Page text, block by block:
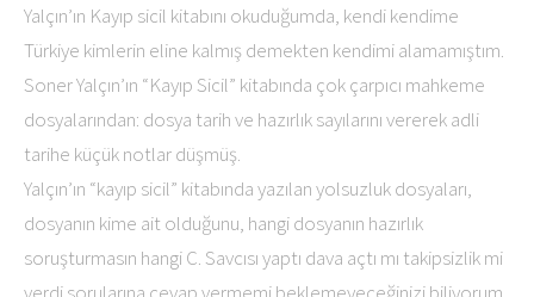
Yalçın’ın Kayıp sicil kitabını okuduğumda, kendi kendime
Türkiye kimlerin eline kalmış demekten kendimi alamamıştım.
Soner Yalçın’ın “Kayıp Sicil” kitabında çok çarpıcı mahkeme
dosyalarından: dosya tarih ve hazırlık sayılarını vererek adli
tarihe küçük notlar düşmüş.
Yalçın’ın “kayıp sicil” kitabında yazılan yolsuzluk dosyaları,
dosyanın kime ait olduğunu, hangi dosyanın hazırlık
soruşturmasın hangi C. Savcısı yaptı dava açtı mı takipsizlik mi
verdi sorularına cevap vermemi beklemeyeceğinizi biliyorum.